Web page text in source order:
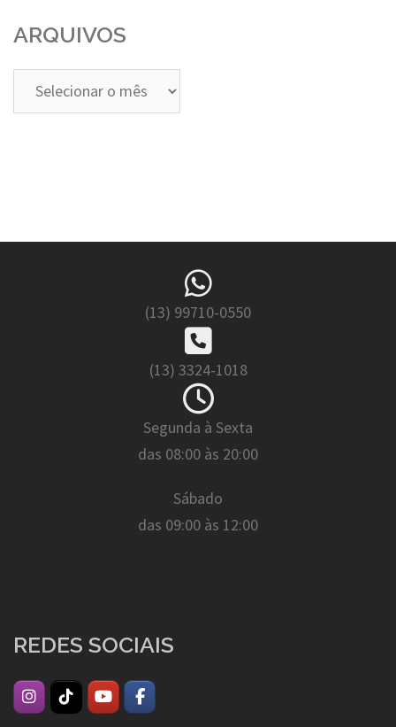
ARQUIVOS
Arquivos
(13) 99710-0550
(13) 3324-1018
Segunda à Sexta
das 08:00 às 20:00
Sábado
das 09:00 às 12:00
REDES SOCIAIS